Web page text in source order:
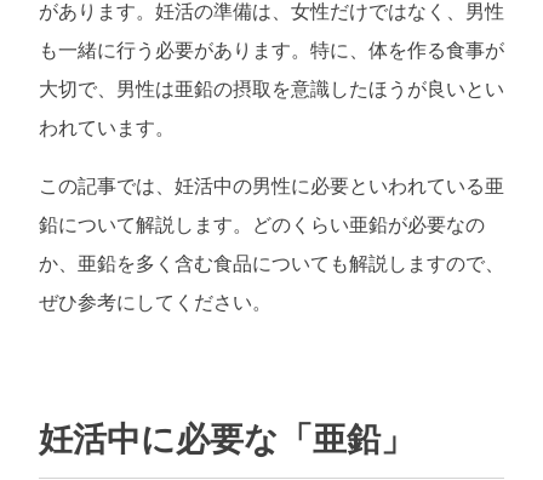
があります。妊活の準備は、女性だけではなく、男性
も一緒に行う必要があります。特に、体を作る食事が
大切で、男性は亜鉛の摂取を意識したほうが良いとい
われています。
この記事では、妊活中の男性に必要といわれている亜
鉛について解説します。どのくらい亜鉛が必要なの
か、亜鉛を多く含む食品についても解説しますので、
ぜひ参考にしてください。
妊活中に必要な「亜鉛」